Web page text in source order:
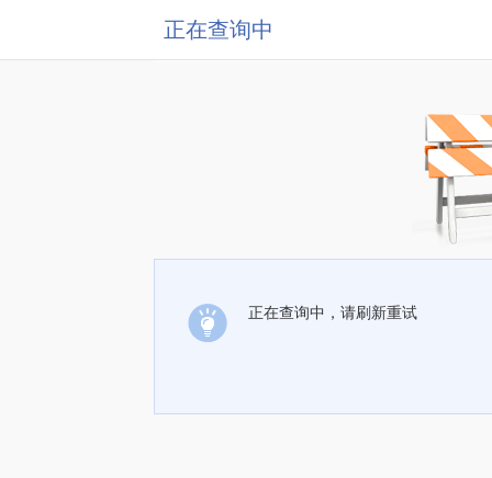
正在查询中
正在查询中，请刷新重试